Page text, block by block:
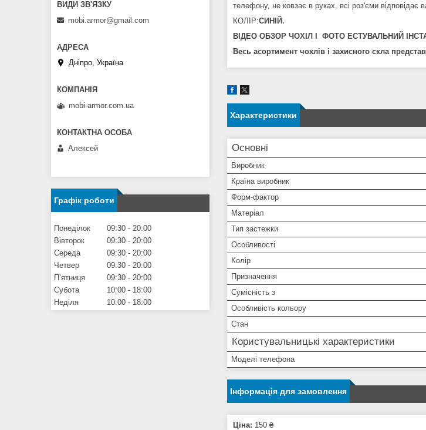
телефону, не ковзає в руках, всі роз'єми відповідає
КОЛІР:СИНІЙ.
ВІДЕО ОБЗОР ЧОХІЛ І ФОТО ЕСТУВАЛЬНИЙ
Весь асортимент чохлів і захисного скла
Характеристики
Основні
Виробник
Країна виробник
Форм-фактор
Матеріал
Тип застежки
Особливості
Колір
Призначення
Сумісність з
Особливість кольору
Стан
Користувальницькі характеристики
Моделі телефона
Інформація для замовлення
Ціна: 150 ₴
mobi.armor@gmail.com
Дніпро, Україна
mobi-armor.com.ua
Алексей
Графік роботи
Понеділок 09:30
20:00
Вівторок
09:30
20:00
Середа
09:30
20:00
Четвер
09:30
20:00
Пʼятниця
09:30
20:00
Субота
10:00
18:00
Неділя
10:00 18:00